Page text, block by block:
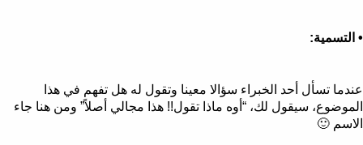
• التسمية:
عندما تسأل أحد الخبراء سؤالا معينا وتقول له هل تفهم في هذا
الموضوع، سيقول لك، “أوه ماذا تقول!! هذا مجالي أصلاً” ومن هنا جاء
الاسم 🙂